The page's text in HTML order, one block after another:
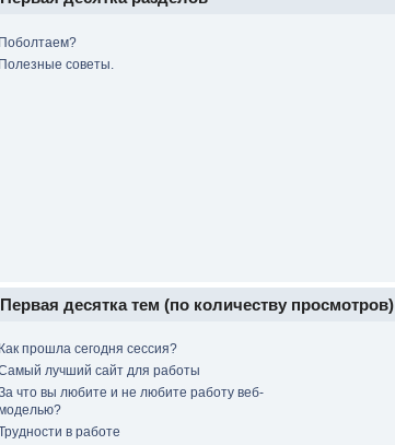
Поболтаем?
Полезные советы.
Первая десятка тем (по количеству просмотров)
Как прошла сегодня сессия?
лучший сайт для работы
что вы любите и не любите работу веб-
в работе